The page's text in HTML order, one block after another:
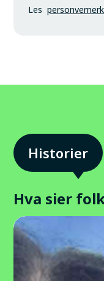
Les
Hva sier